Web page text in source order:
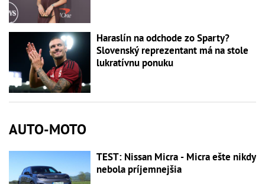
Haraslín na odchode zo Sparty?
Slovenský reprezentant má na stole
lukratívnu ponuku
AUTO-MOTO
TEST: Nissan Micra - Micra ešte nikdy
nebola príjemnejšia